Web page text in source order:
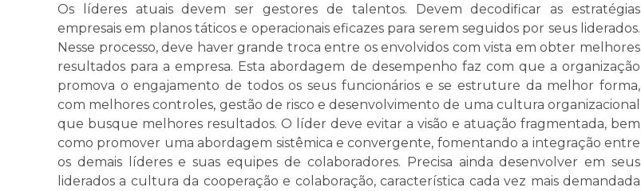
Os líderes atuais devem ser gestores de talentos. Devem decodificar as estratégias
empresais em planos táticos e operacionais eficazes para serem seguidos por seus liderados.
Nesse processo, deve haver grande troca entre os envolvidos com vista em obter melhores
resultados para a empresa. Esta abordagem de desempenho faz com que a organização
promova o engajamento de todos os seus funcionários e se estruture da melhor forma,
com melhores controles, gestão de risco e desenvolvimento de uma cultura organizacional
que busque melhores resultados. O líder deve evitar a visão e atuação fragmentada, bem
como promover uma abordagem sistêmica e convergente, fomentando a integração entre
os demais líderes e suas equipes de colaboradores. Precisa ainda desenvolver em seus
liderados a cultura da cooperação e colaboração, característica cada vez mais demandada